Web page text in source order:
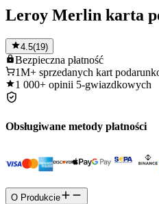
Leroy Merlin karta
4.5(19)
Bezpieczna płatność
1M+ sprzedanych kart
1 000+ opinii 5-gwiazdkowych
Obsługiwane metody płatności
O Produkcie